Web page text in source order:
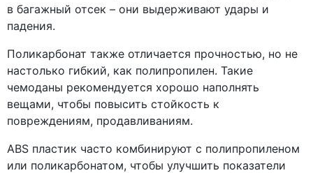
в багажный отсек – они выдерживают удары и
падения.
Поликарбонат также отличается прочностью, но не
настолько гибкий, как полипропилен. Такие
чемоданы рекомендуется хорошо наполнять
вещами, чтобы повысить стойкость к
повреждениям, продавливаниям.
ABS пластик часто комбинируют с полипропиленом
или поликарбонатом, чтобы улучшить показатели